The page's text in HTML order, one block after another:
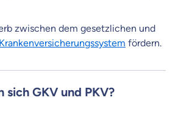
zwischen dem gesetzlichen und
fördern.
sich GKV und PKV?